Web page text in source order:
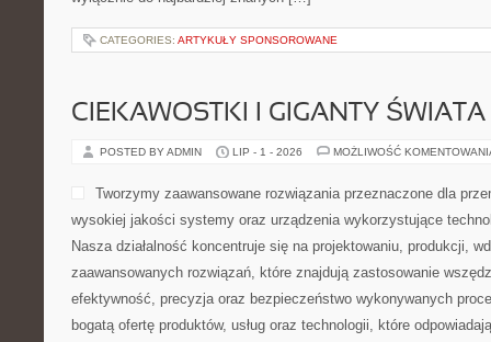
CATEGORIES: ARTYKUŁY SPONSOROWANE
CIEKAWOSTKI I GIGANTY ŚWIATA
POSTED BY ADMIN LIP - 1 - 2026 MOŻLIWOŚĆ
Tworzymy zaawansowane rozwiązania przeznaczone dla
wysokiej jakości systemy oraz urządzenia wykorzystujące
Nasza działalność koncentruje się na projektowaniu, produkcji,
zaawansowanych rozwiązań, które znajdują zastosowanie
efektywność, precyzja oraz bezpieczeństwo wykonywanych
bogatą ofertę produktów, usług oraz technologii, które